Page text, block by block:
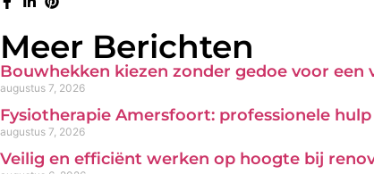
Meer Berichten
Bouwhekken kiezen zonder gedoe voor een
augustus 7, 2026
Fysiotherapie Amersfoort: professionele
augustus 7, 2026
Veilig en efficiënt werken op hoogte bij